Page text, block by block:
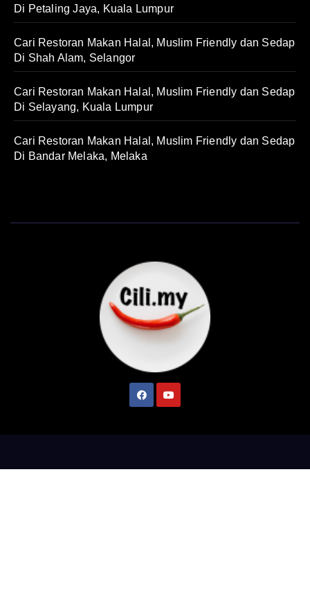
Di Petaling Jaya, Kuala Lumpur
Cari Restoran Makan Halal, Muslim Friendly dan Sedap
Di Shah Alam, Selangor
Cari Restoran Makan Halal, Muslim Friendly dan Sedap
Di Selayang, Kuala Lumpur
Cari Restoran Makan Halal, Muslim Friendly dan Sedap
Di Bandar Melaka, Melaka